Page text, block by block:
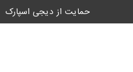
حمایت از دیجی اسپارک